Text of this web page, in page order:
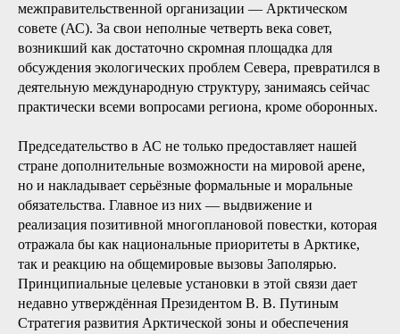
межправительственной организации — Арктическом
совете (АС). За свои неполные четверть века совет,
возникший как достаточно скромная площадка для
обсуждения экологических проблем Севера, превратился в
деятельную международную структуру, занимаясь сейчас
практически всеми вопросами региона, кроме оборонных.
Председательство в АС не только предоставляет нашей
стране дополнительные возможности на мировой арене,
но и накладывает серьёзные формальные и моральные
обязательства. Главное из них — выдвижение и
реализация позитивной многоплановой повестки, которая
отражала бы как национальные приоритеты в Арктике,
так и реакцию на общемировые вызовы Заполярью.
Принципиальные целевые установки в этой связи дает
недавно утверждённая Президентом В. В. Путиным
Стратегия развития Арктической зоны и обеспечения